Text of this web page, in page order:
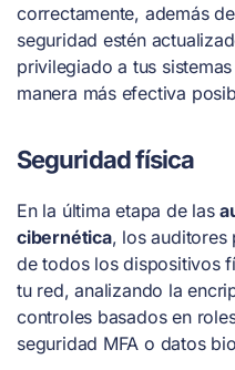
correctamente, además
seguridad estén
privilegiado a tus
manera más efectiva
Seguridad física
En la última etapa de las
cibernética, los auditores
de todos los dispositivos
tu red, analizando la
controles basados en
seguridad MFA o datos